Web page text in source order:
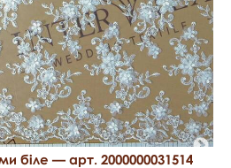
біле — арт. 2000000031514